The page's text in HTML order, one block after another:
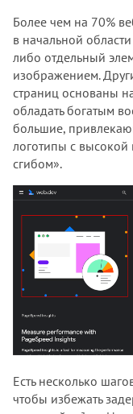
Более чем на 70%
в начальной
либо отдельный
изображением.
страниц основаны
обладать богатым
большие,
логотипы с высокой
сгибом».
Есть несколько
чтобы избежать